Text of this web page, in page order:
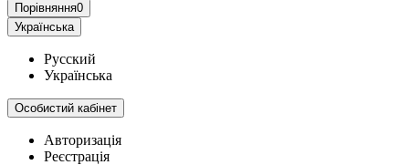
Порівняння0
Українська
Русский
Українська
Особистий кабінет
Авторизація
Реєстрація